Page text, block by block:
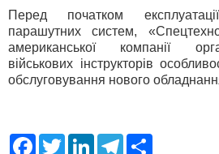
Перед початком
парашутних систем,
американської компанії
військових інструкторів
обслуговування нового
F
T
L
T